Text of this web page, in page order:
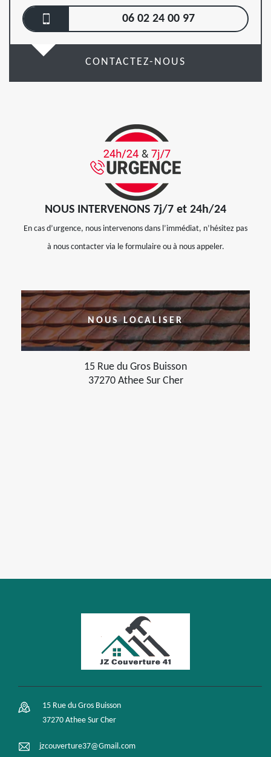
06 02 24 00 97
CONTACTEZ-NOUS
NOUS INTERVENONS 7j/7 et 24h/24
En cas d’urgence, nous intervenons dans l’immédiat, n’hésitez pas
à nous contacter via le formulaire ou à nous appeler.
NOUS LOCALISER
15 Rue du Gros Buisson
37270 Athee Sur Cher
15 Rue du Gros Buisson
37270 Athee Sur Cher
jzcouverture37@Gmail.com